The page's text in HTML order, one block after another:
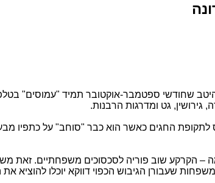
היטב שחודשי ספטמבר-אוקטובר תמיד "עמוסים"
גט ומדרגות הרבנות.
החגים כאשר הוא כבר "סוחב" על כתפיו
– הקרקע שוב פוריה לסכסוכים משפחתיים. זאת
שעבורן הגיבוש הכפוי דווקא יוכלו להוציא